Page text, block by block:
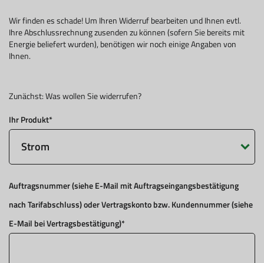
Wir finden es schade! Um Ihren Widerruf bearbeiten und Ihnen evtl.
Ihre Abschlussrechnung zusenden zu können (sofern Sie bereits mit
Energie beliefert wurden), benötigen wir noch einige Angaben von
Ihnen.
Zunächst: Was wollen Sie widerrufen?
Ihr Produkt*
Auftragsnummer (siehe E-Mail mit Auftragseingangsbestätigung
nach Tarifabschluss) oder Vertragskonto bzw. Kundennummer (siehe
E-Mail bei Vertragsbestätigung)*